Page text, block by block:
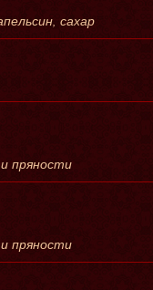
сахар
пряности
пряности